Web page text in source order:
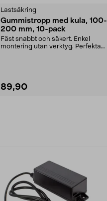
Lastsäkring
Gummistropp med kula, 100-
200 mm, 10-pack
Fäst snabbt och säkert. Enkel
montering utan verktyg. Perfekta
89,90